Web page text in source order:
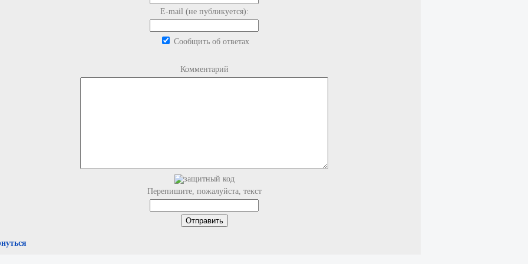
E-mail (не публикуется):
Сообщить об ответах
Комментарий
Перепишите, пожалуйста, текст